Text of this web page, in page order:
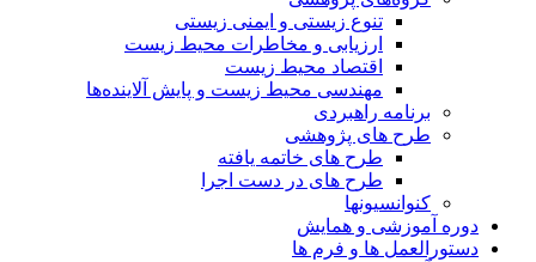
تنوع زیستی و ایمنی زیستی
ارزیابی و مخاطرات محیط زیست
اقتصاد محیط زیست
مهندسی محیط زیست و پایش آلاینده‌ها
برنامه راهبردی
طرح های پژوهشی
طرح های خاتمه یافته
طرح های در دست اجرا
کنوانسیونها
دوره آموزشی و همایش
دستورالعمل ها و فرم ها